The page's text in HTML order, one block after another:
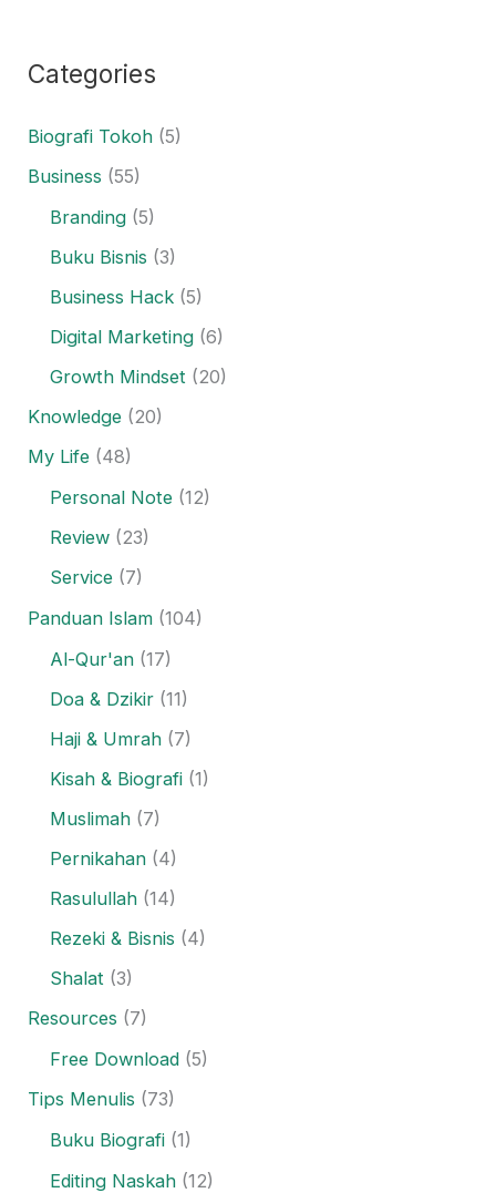
Categories
Biografi Tokoh (5)
Business (55)
Branding (5)
Buku Bisnis (3)
Business Hack (5)
Digital Marketing (6)
Growth Mindset (20)
Knowledge (20)
My Life (48)
Personal Note (12)
Review (23)
Service (7)
Panduan Islam (104)
Al-Qur'an (17)
Doa & Dzikir (11)
Haji & Umrah (7)
Kisah & Biografi (1)
Muslimah (7)
Pernikahan (4)
Rasulullah (14)
Rezeki & Bisnis (4)
Shalat (3)
Resources (7)
Free Download (5)
Tips Menulis (73)
Buku Biografi (1)
Editing Naskah (12)